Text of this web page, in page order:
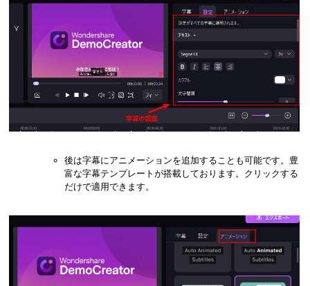
後は字幕にアニメーションを追加することも可能です。豊
富な字幕テンプレートが搭載しております。クリックする
だけで適用できます。